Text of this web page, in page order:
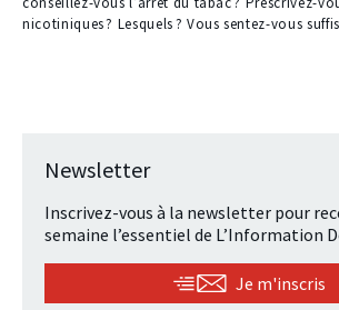
nicotiniques ? Lesquels ? Vous sentez-vous
Newsletter
Inscrivez-vous à la newsletter pour
semaine l’essentiel de L’Information
Je m'inscris